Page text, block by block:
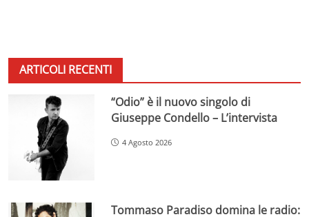
ARTICOLI RECENTI
“Odio” è il nuovo singolo di
Giuseppe Condello – L’intervista
4 Agosto 2026
Tommaso Paradiso domina le radio: